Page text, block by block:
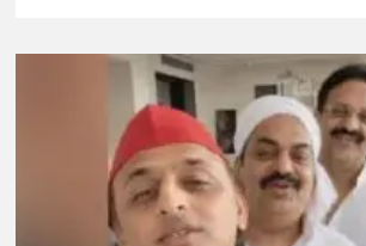
यौन
मामले
बृजभूषण
सिंह
बरी